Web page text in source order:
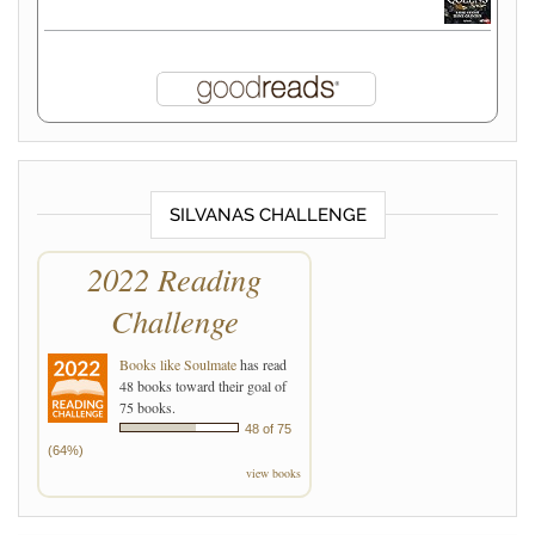
SILVANAS CHALLENGE
2022 Reading
Challenge
Books like Soulmatehas read
48 books toward their goal of
75 books.
48 of 75
(64%)
view books